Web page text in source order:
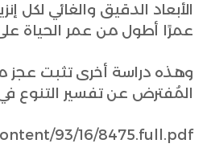
الأبعاد الدقيق والغائي لكل
عمرًا أطول من عمر الحياة
وهذه دراسة أخرى تثبت عجز
المُفترض عن تفسير التنوع في
93/16/8475.full.pdf